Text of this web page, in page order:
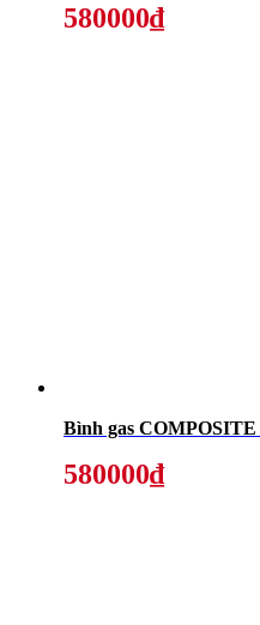
580000₫
580000₫